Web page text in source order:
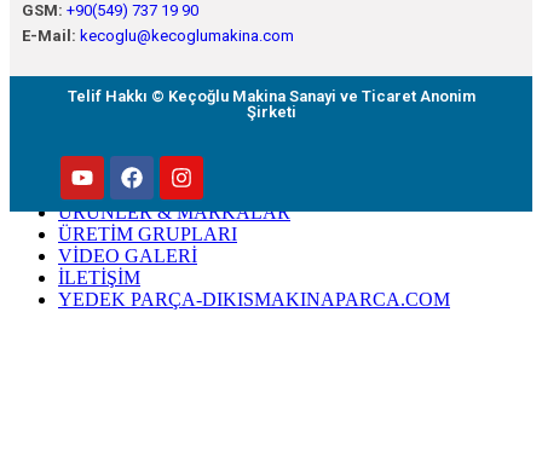
GSM: +90(549) 737 19 90
E-Mail: kecoglu@kecoglumakina.com
Telif Hakkı © Keçoğlu Makina Sanayi ve Ticaret Anonim
Şirketi
ANASAYFA
KURUMSAL
ÜRÜNLER & MARKALAR
ÜRETİM GRUPLARI
VİDEO GALERİ
İLETİŞİM
YEDEK PARÇA-DIKISMAKINAPARCA.COM